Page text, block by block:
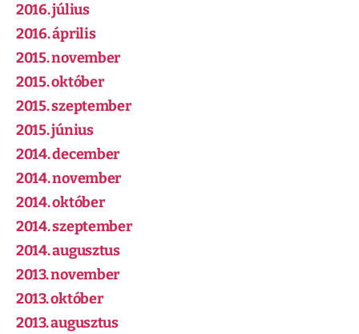
2016. július
2016. április
2015. november
2015. október
2015. szeptember
2015. június
2014. december
2014. november
2014. október
2014. szeptember
2014. augusztus
2013. november
2013. október
2013. augusztus